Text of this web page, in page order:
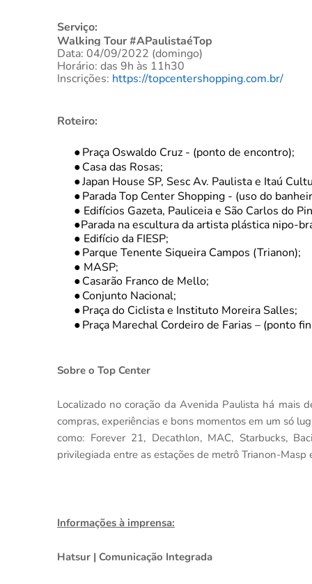
Serviço:
Walking Tour #APaulistaéTop
Data: 04/09/2022 (domingo)
Horário: das 9h às 11h30
Inscrições: https://topcentershopping.com.br/
Roteiro:
●Praça Oswaldo Cruz - (ponto de encontro);
●Casa das Rosas;
●Japan House SP, Sesc Av. Paulista e Itaú
●Parada Top Center Shopping - (uso do
● Edifícios Gazeta, Pauliceia e São Carlos do
●Parada na escultura da artista plástica nipo-
● Edifício da FIESP;
●Parque Tenente Siqueira Campos (Trianon);
● MASP;
●Casarão Franco de Mello;
●Conjunto Nacional;
●Praça do Ciclista e Instituto Moreira Salles;
●Praça Marechal Cordeiro de Farias – (ponto
Sobre o Top Center
Localizado no coração da Avenida Paulista há mais
compras, experiências e bons momentos em um só
como: Forever 21, Decathlon, MAC, Starbucks,
privilegiada entre as estações de metrô Trianon-
Informações à imprensa:
Hatsur | Comunicação Integrada